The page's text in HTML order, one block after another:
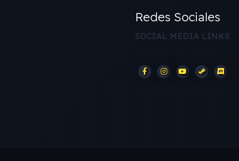
Redes Sociales
SOCIAL MEDIA LINKS